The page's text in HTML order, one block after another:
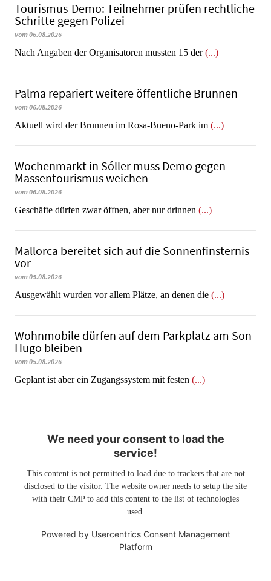
Tourismus-Demo: Teilnehmer prüfen rechtliche
Schritte gegen Polizei
vom 06.08.2026
Nach Angaben der Organisatoren mussten 15 der(...)
Palma repariert weitere öffentliche Brunnen
vom 06.08.2026
Aktuell wird der Brunnen im Rosa-Bueno-Park im (...)
Wochenmarkt in Sóller muss Demo gegen
Massentourismus weichen
vom 06.08.2026
Geschäfte dürfen zwar öffnen, aber nur drinnen (...)
Mallorca bereitet sich auf die Sonnenfinsternis
vor
vom 05.08.2026
Ausgewählt wurden vor allem Plätze, an denen die (...)
Wohnmobile dürfen auf dem Parkplatz am Son
Hugo bleiben
vom 05.08.2026
Geplant ist aber ein Zugangssystem mit festen (...)
We need your consent to load the
service!
This content is not permitted to load due to trackers that are not
disclosed to the visitor. The website owner needs to setup the site
with their CMP to add this content to the list of technologies
used.
Powered by Usercentrics Consent Management
Platform